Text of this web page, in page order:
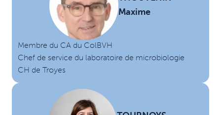
Maxime
Membre du CA du ColBVH
Chef de service du laboratoire de microbiologie
CH de Troyes